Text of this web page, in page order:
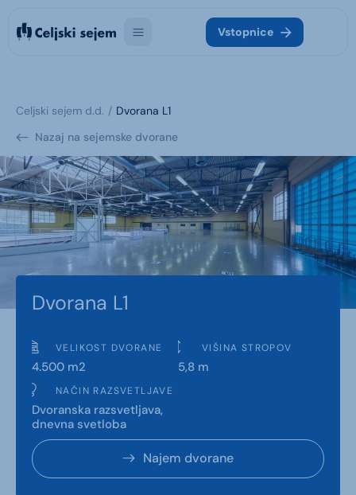
Vstopnice
Celjski sejem d.d.
Dvorana L1
Nazaj na sejemske dvorane
Dvorana L1
VELIKOST DVORANE
4.500 m2
VIŠINA STROPOV
5,8 m
NAČIN RAZSVETLJAVE
Dvoranska razsvetljava,
dnevna svetloba
Najem dvorane